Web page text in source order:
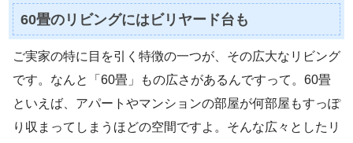
60畳のリビングにはビリヤード台も
ご実家の特に目を引く特徴の一つが、その広大なリビング
です。なんと「60畳」もの広さがあるんですって。60畳
といえば、アパートやマンションの部屋が何部屋もすっぽ
り収まってしまうほどの空間ですよ。そんな広々としたリ